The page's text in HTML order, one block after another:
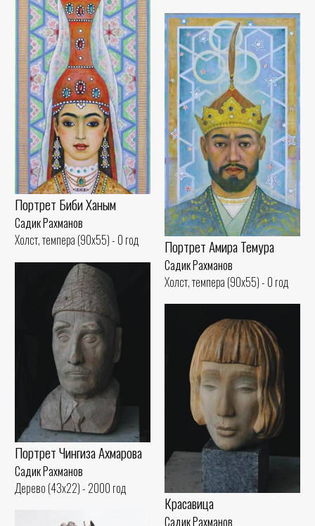
Портрет Биби Ханым
Садик Рахманов
Холст, темпера (90x55) - 0 год
Портрет Амира Темура
Садик Рахманов
Холст, темпера (90x55) - 0 год
Портрет Чингиза Ахмарова
Садик Рахманов
Дерево (43x22) - 2000 год
Красавица
Садик Рахманов